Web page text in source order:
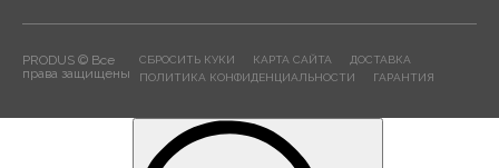
PRODUS © Все
права защищены
СБРОСИТЬ КУКИ КАРТА САЙТА
ДОСТАВКА
ПОЛИТИКА КОНФИДЕНЦИАЛЬНОСТИ
ГАРАНТИЯ